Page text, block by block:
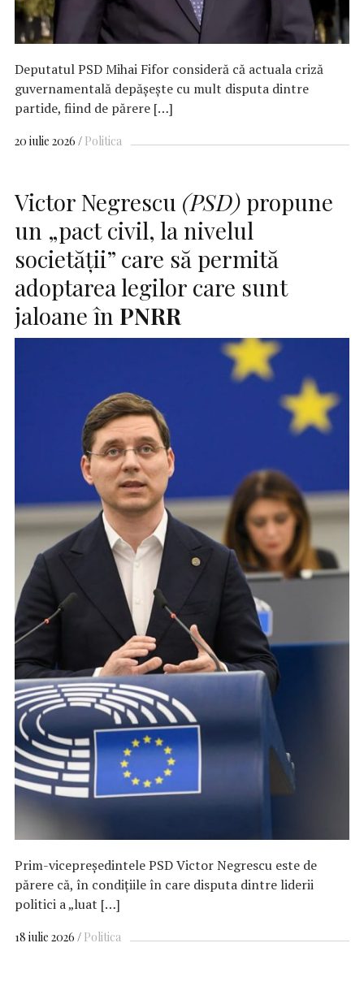
Deputatul PSD Mihai Fifor consideră că actuala criză
guvernamentală depăşeşte cu mult disputa dintre
partide, fiind de părere […]
20 iulie 2026 Politica
Victor Negrescu (PSD) propune
un „pact civil, la nivelul
societăţii” care să permită
adoptarea legilor care sunt
jaloane în PNRR
Prim-vicepreşedintele PSD Victor Negrescu este de
părere că, în condiţiile în care disputa dintre liderii
politici a „luat […]
18 iulie 2026 Politica